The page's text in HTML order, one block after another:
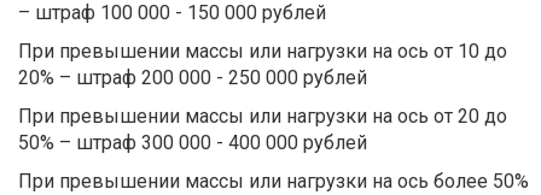
– штраф 100 000 - 150 000 рублей
При превышении массы или нагрузки на ось от 10 до
20% – штраф 200 000 - 250 000 рублей
При превышении массы или нагрузки на ось от 20 до
50% – штраф 300 000 - 400 000 рублей
При превышении массы или нагрузки на ось более 50%